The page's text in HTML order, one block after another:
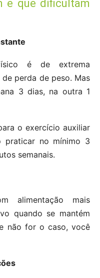
e que dificultam
é de extrema
perda de peso. Mas
3 dias, na outra 1
o exercício auxiliar
praticar no mínimo 3
semanais.
alimentação mais
quando se mantém
não for o caso, você